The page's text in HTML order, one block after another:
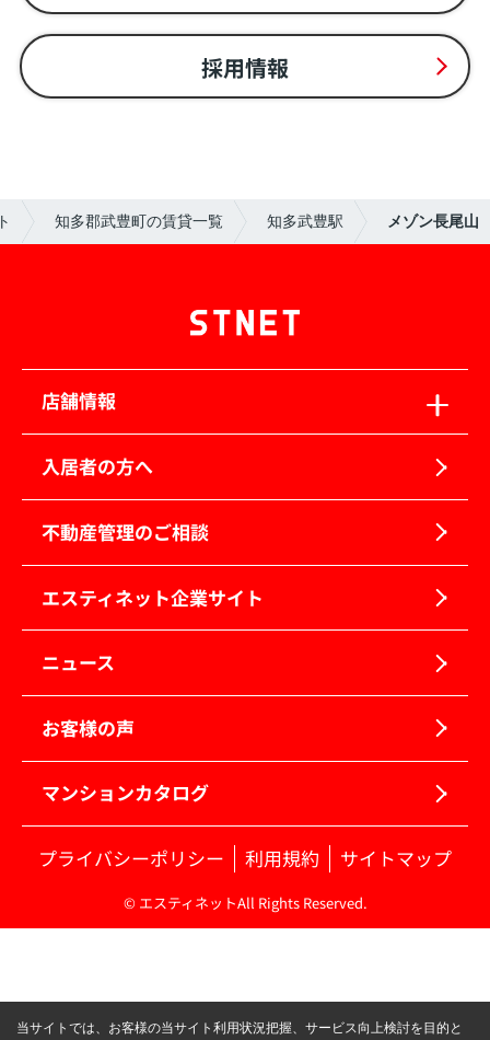
採用情報
知多郡武豊町の賃貸一覧 知多武豊駅 メゾン長尾山
店舗情報
入居者の方へ
不動産管理のご相談
エスティネット企業サイト
ニュース
お客様の声
マンションカタログ
プライバシーポリシー 利用規約 サイトマップ
© エスティネットAll Rights Reserved.
当サイトでは、お客様の当サイト利用状況把握、サービス向上検討を目的と